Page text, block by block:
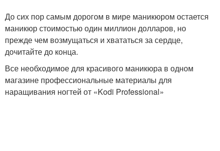
До сих пор самым дорогом в мире маникюром остается
маникюр стоимостью один миллион долларов, но
прежде чем возмущаться и хвататься за сердце,
дочитайте до конца.
Все необходимое для красивого маникюра в одном
магазине профессиональные материалы для
наращивания ногтей от «Kodi Professional»